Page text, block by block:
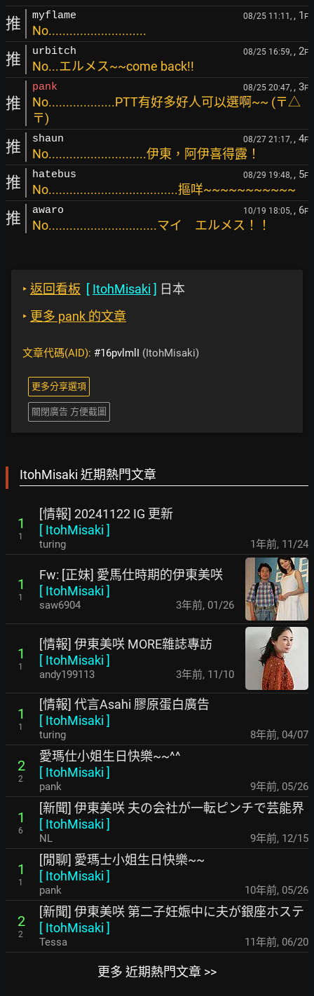
推 myflame 08/25 11:11, , 1 F
No............................
推 urbitch 08/25 16:59, , 2F
No...エルメス~~come back!!
推
pank 08/25 20:47, , 3F
No...................PTT有好多好人可以選啊~~ (〒△
〒)
推 shaun 08/27 21:17, , 4F
No............................伊東，阿伊喜得露！
推 hatebus 08/29 19:48, , 5F
No.....................................摳咩~~~~~~~~~~~
推 awaro 10/19 18:05, , 6F
No...............................マイ エルメス！！
‣ 返回看板 [ ItohMisaki ] 日本
‣ 更多 pank 的文章
文章代碼(AID): #16pvlmlI (ItohMisaki)
更多分享選項
關閉廣告 方便截圖
ItohMisaki 近期熱門文章
1
1
[情報] 20241122 IG 更新
[ ItohMisaki ]
turing 1年前, 11/24
1
1
Fw: [正妹] 愛馬仕時期的伊東美咲
[ ItohMisaki ]
saw6904 3年前, 01/26
1
1
[情報] 伊東美咲 MORE雜誌專訪
[ ItohMisaki ]
andy199113 3年前, 11/10
1
1
[情報] 代言Asahi 膠原蛋白廣告
[ ItohMisaki ]
turing 8年前, 04/07
2
2
愛瑪仕小姐生日快樂~~^^
[ ItohMisaki ]
pank 9年前, 05/26
1
6
[新聞] 伊東美咲 夫の会社が一転ピンチで芸能界
[ ItohMisaki ]
NL 9年前, 12/15
1
1
[閒聊] 愛瑪士小姐生日快樂~~
[ ItohMisaki ]
pank 10年前, 05/26
2
2
[新聞] 伊東美咲 第二子妊娠中に夫が銀座ホステ
[ ItohMisaki ]
Tessa 11年前, 06/20
更多 近期熱門文章 >>